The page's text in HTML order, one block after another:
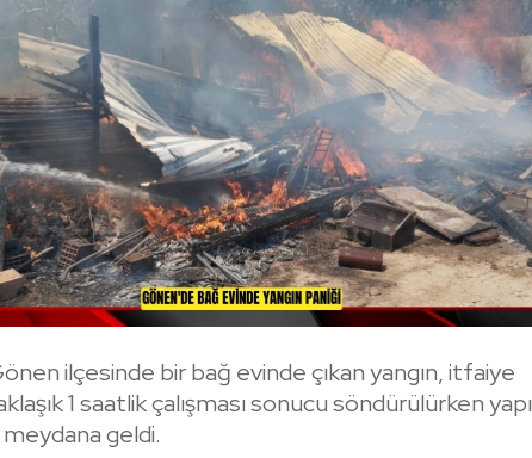
ilçesinde bir bağ evinde çıkan yangın, itfaiye
1 saatlik çalışması sonucu söndürülürken
geldi.